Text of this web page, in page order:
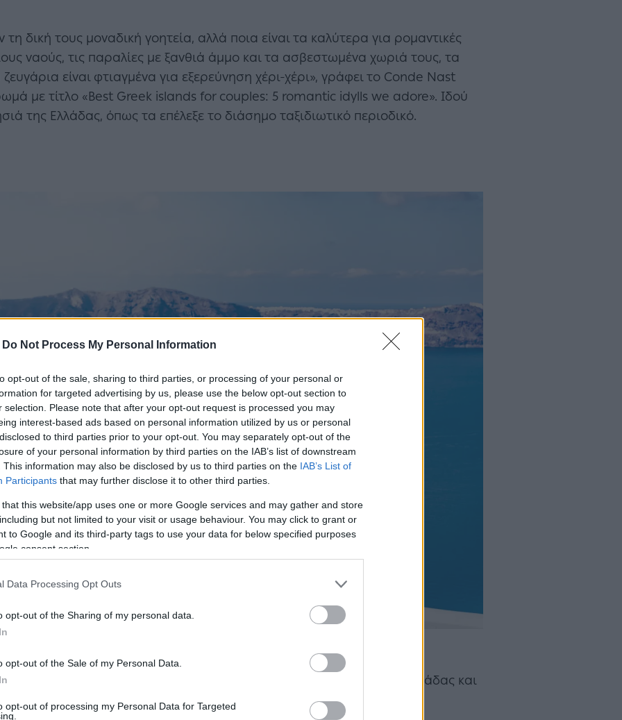
Do Not Process My Personal Information
opt-out of the sale, sharing to third parties, or processing of your personal or
for targeted advertising by us, please use the below opt-out section to
selection. Please note that after your opt-out request is processed you may
interest-based ads based on personal information utilized by us or personal
to third parties prior to your opt-out. You may separately opt-out of the
of your personal information by third parties on the IAB’s list of downstream
This information may also be disclosed by us to third parties on the IAB’s List of
Participants that may further disclose it to other third parties.
that this website/app uses one or more Google services and may gather and store
but not limited to your visit or usage behaviour. You may click to grant or
to Google and its third-party tags to use your data for below specified purposes
consent section.
Data Processing Opt Outs
opt-out of the Sharing of my personal data.
opt-out of the Sale of my Personal Data.
opt-out of processing my Personal Data for Targeted
τη δική τους μοναδική γοητεία, αλλά ποια είναι τα καλύτερα για ρομαντικές
ναούς, τις παραλίες με ξανθιά άμμο και τα ασβεστωμένα χωριά τους, τα
είναι φτιαγμένα για εξερεύνηση χέρι-χέρι», γράφει το Conde Nast
με τίτλο «Best Greek islands for couples: 5 romantic idylls we adore». Iδού
της Ελλάδας, όπως τα επέλεξε το διάσημο ταξιδιωτικό περιοδικό.
της και θεωρείται ένα από τα πιο ρομαντικά μέρη της Ελλάδας και
απλώς ένα νησί - είναι εμπειρία ζωής. Η εντυπωσιακή καλντέρα, τα